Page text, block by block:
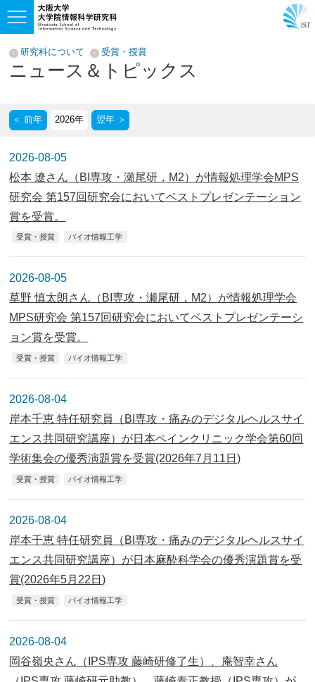
研究科について 受賞・授賞
ニュース＆トピックス
＜ 前年 翌年 ＞
2026-08-05
松本 遼さん（BI専攻・瀬尾研，M2）が情報処理学会MPS
研究会 第157回研究会においてベストプレゼンテーション
賞を受賞。
受賞・授賞 バイオ情報工学
2026-08-05
草野 慎太朗さん（BI専攻・瀬尾研，M2）が情報処理学会
MPS研究会 第157回研究会においてベストプレゼンテーシ
ョン賞を受賞。
受賞・授賞 バイオ情報工学
2026-08-04
岸本千恵 特任研究員（BI専攻・痛みのデジタルヘルスサイ
エンス共同研究講座）が日本ペインクリニック学会第60回
学術集会の優秀演題賞を受賞(2026年7月11日)
受賞・授賞 バイオ情報工学
2026-08-04
岸本千恵 特任研究員（BI専攻・痛みのデジタルヘルスサイ
エンス共同研究講座）が日本麻酔科学会の優秀演題賞を受
賞(2026年5月22日)
受賞・授賞 バイオ情報工学
2026-08-04
岡谷嶺央さん（IPS専攻 藤崎研修了生）、庵智幸さん